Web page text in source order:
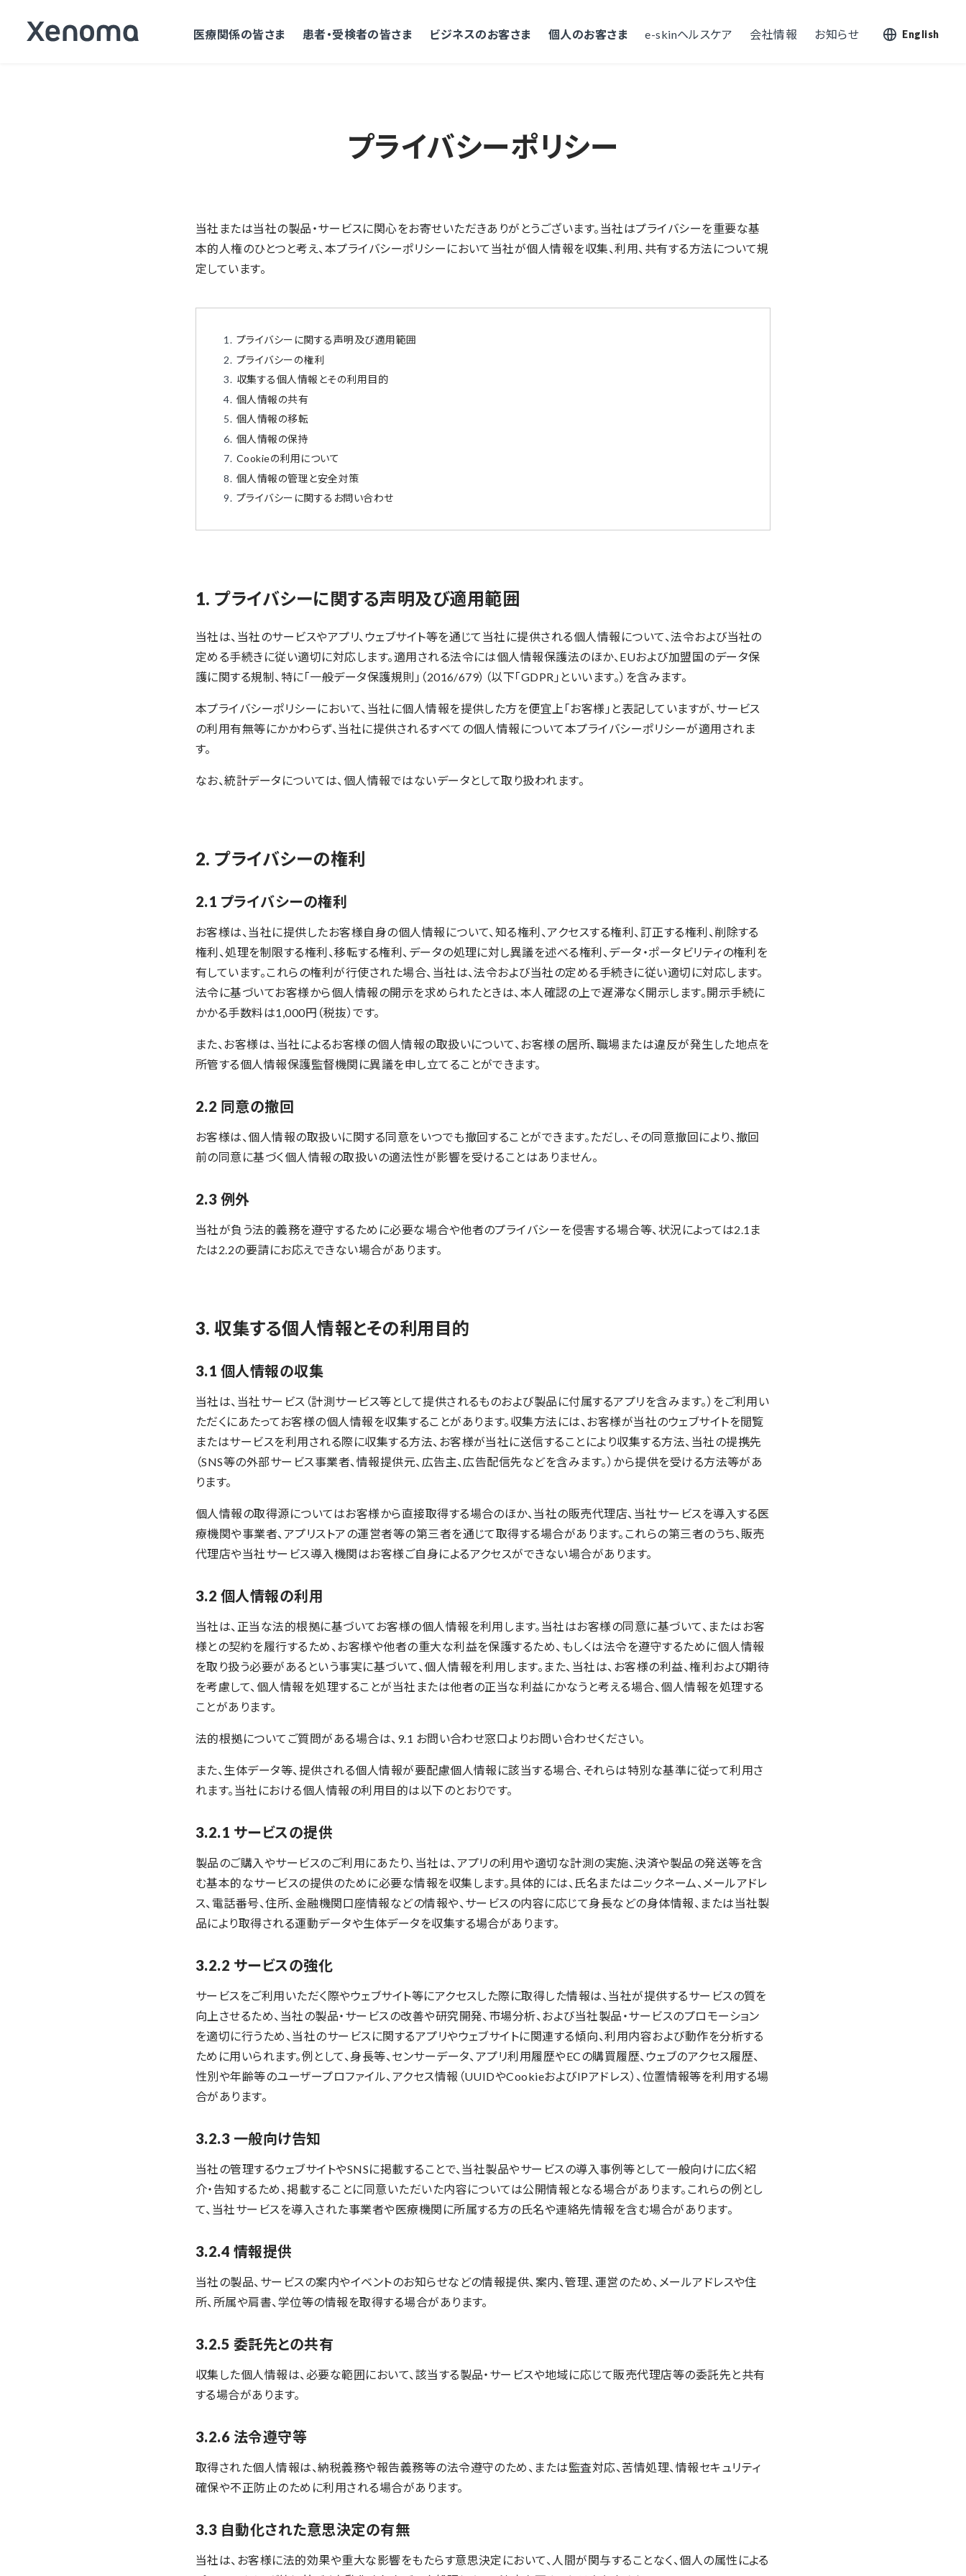
医療関係の皆さま 患者・受検者の皆さま ビジネスのお客さま 個人のお客さま e-skinヘルスケア 会社情報 お知らせ English
プライバシーポリシー
当社または当社の製品・サービスに関心をお寄せいただきありがとうございます。当社はプライバシーを重要な基
本的人権のひとつと考え、本プライバシーポリシーにおいて当社が個人情報を収集、利用、共有する方法について規
定しています。
プライバシーに関する声明及び適用範囲
プライバシーの権利
収集する個人情報とその利用目的
個人情報の共有
個人情報の移転
個人情報の保持
Cookieの利用について
個人情報の管理と安全対策
プライバシーに関するお問い合わせ
1. プライバシーに関する声明及び適用範囲
当社は、当社のサービスやアプリ、ウェブサイト等を通じて当社に提供される個人情報について、法令および当社の
定める手続きに従い適切に対応します。適用される法令には個人情報保護法のほか、EUおよび加盟国のデータ保
護に関する規制、特に「一般データ保護規則」（2016/679）（以下「GDPR」といいます。）を含みます。
本プライバシーポリシーにおいて、当社に個人情報を提供した方を便宜上「お客様」と表記していますが、サービス
の利用有無等にかかわらず、当社に提供されるすべての個人情報について本プライバシーポリシーが適用されま
す。
なお、統計データについては、個人情報ではないデータとして取り扱われます。
2. プライバシーの権利
2.1 プライバシーの権利
お客様は、当社に提供したお客様自身の個人情報について、知る権利、アクセスする権利、訂正する権利、削除する
権利、処理を制限する権利、移転する権利、データの処理に対し異議を述べる権利、データ・ポータビリティの権利を
有しています。これらの権利が行使された場合、当社は、法令および当社の定める手続きに従い適切に対応します。
法令に基づいてお客様から個人情報の開示を求められたときは、本人確認の上で遅滞なく開示します。開示手続に
かかる手数料は1,000円（税抜）です。
また、お客様は、当社によるお客様の個人情報の取扱いについて、お客様の居所、職場または違反が発生した地点を
所管する個人情報保護監督機関に異議を申し立てることができます。
2.2 同意の撤回
お客様は、個人情報の取扱いに関する同意をいつでも撤回することができます。ただし、その同意撤回により、撤回
前の同意に基づく個人情報の取扱いの適法性が影響を受けることはありません。
2.3 例外
当社が負う法的義務を遵守するために必要な場合や他者のプライバシーを侵害する場合等、状況によっては2.1ま
たは2.2の要請にお応えできない場合があります。
3. 収集する個人情報とその利用目的
3.1 個人情報の収集
当社は、当社サービス（計測サービス等として提供されるものおよび製品に付属するアプリを含みます。）をご利用い
ただくにあたってお客様の個人情報を収集することがあります。収集方法には、お客様が当社のウェブサイトを閲覧
またはサービスを利用される際に収集する方法、お客様が当社に送信することにより収集する方法、当社の提携先
（SNS等の外部サービス事業者、情報提供元、広告主、広告配信先などを含みます。）から提供を受ける方法等があ
ります。
個人情報の取得源についてはお客様から直接取得する場合のほか、当社の販売代理店、当社サービスを導入する医
療機関や事業者、アプリストアの運営者等の第三者を通じて取得する場合があります。これらの第三者のうち、販売
代理店や当社サービス導入機関はお客様ご自身によるアクセスができない場合があります。
3.2 個人情報の利用
当社は、正当な法的根拠に基づいてお客様の個人情報を利用します。当社はお客様の同意に基づいて、またはお客
様との契約を履行するため、お客様や他者の重大な利益を保護するため、もしくは法令を遵守するために個人情報
を取り扱う必要があるという事実に基づいて、個人情報を利用します。また、当社は、お客様の利益、権利および期待
を考慮して、個人情報を処理することが当社または他者の正当な利益にかなうと考える場合、個人情報を処理する
ことがあります。
法的根拠についてご質問がある場合は、9.1 お問い合わせ窓口よりお問い合わせください。
また、生体データ等、提供される個人情報が要配慮個人情報に該当する場合、それらは特別な基準に従って利用さ
れます。当社における個人情報の利用目的は以下のとおりです。
3.2.1 サービスの提供
製品のご購入やサービスのご利用にあたり、当社は、アプリの利用や適切な計測の実施、決済や製品の発送等を含
む基本的なサービスの提供のために必要な情報を収集します。具体的には、氏名またはニックネーム、メールアドレ
ス、電話番号、住所、金融機関口座情報などの情報や、サービスの内容に応じて身長などの身体情報、または当社製
品により取得される運動データや生体データを収集する場合があります。
3.2.2 サービスの強化
サービスをご利用いただく際やウェブサイト等にアクセスした際に取得した情報は、当社が提供するサービスの質を
向上させるため、当社の製品・サービスの改善や研究開発、市場分析、および当社製品・サービスのプロモーション
を適切に行うため、当社のサービスに関するアプリやウェブサイトに関連する傾向、利用内容および動作を分析する
ために用いられます。例として、身長等、センサーデータ、アプリ利用履歴やECの購買履歴、ウェブのアクセス履歴、
性別や年齢等のユーザープロファイル、アクセス情報（UUIDやCookieおよびIPアドレス）、位置情報等を利用する場
合があります。
3.2.3 一般向け告知
当社の管理するウェブサイトやSNSに掲載することで、当社製品やサービスの導入事例等として一般向けに広く紹
介・告知するため、掲載することに同意いただいた内容については公開情報となる場合があります。これらの例とし
て、当社サービスを導入された事業者や医療機関に所属する方の氏名や連絡先情報を含む場合があります。
3.2.4 情報提供
当社の製品、サービスの案内やイベントのお知らせなどの情報提供、案内、管理、運営のため、メールアドレスや住
所、所属や肩書、学位等の情報を取得する場合があります。
3.2.5 委託先との共有
収集した個人情報は、必要な範囲において、該当する製品・サービスや地域に応じて販売代理店等の委託先と共有
する場合があります。
3.2.6 法令遵守等
取得された個人情報は、納税義務や報告義務等の法令遵守のため、または監査対応、苦情処理、情報セキュリティ
確保や不正防止のために利用される場合があります。
3.3 自動化された意思決定の有無
当社は、お客様に法的効果や重大な影響をもたらす意思決定において、人間が関与することなく、個人の属性による